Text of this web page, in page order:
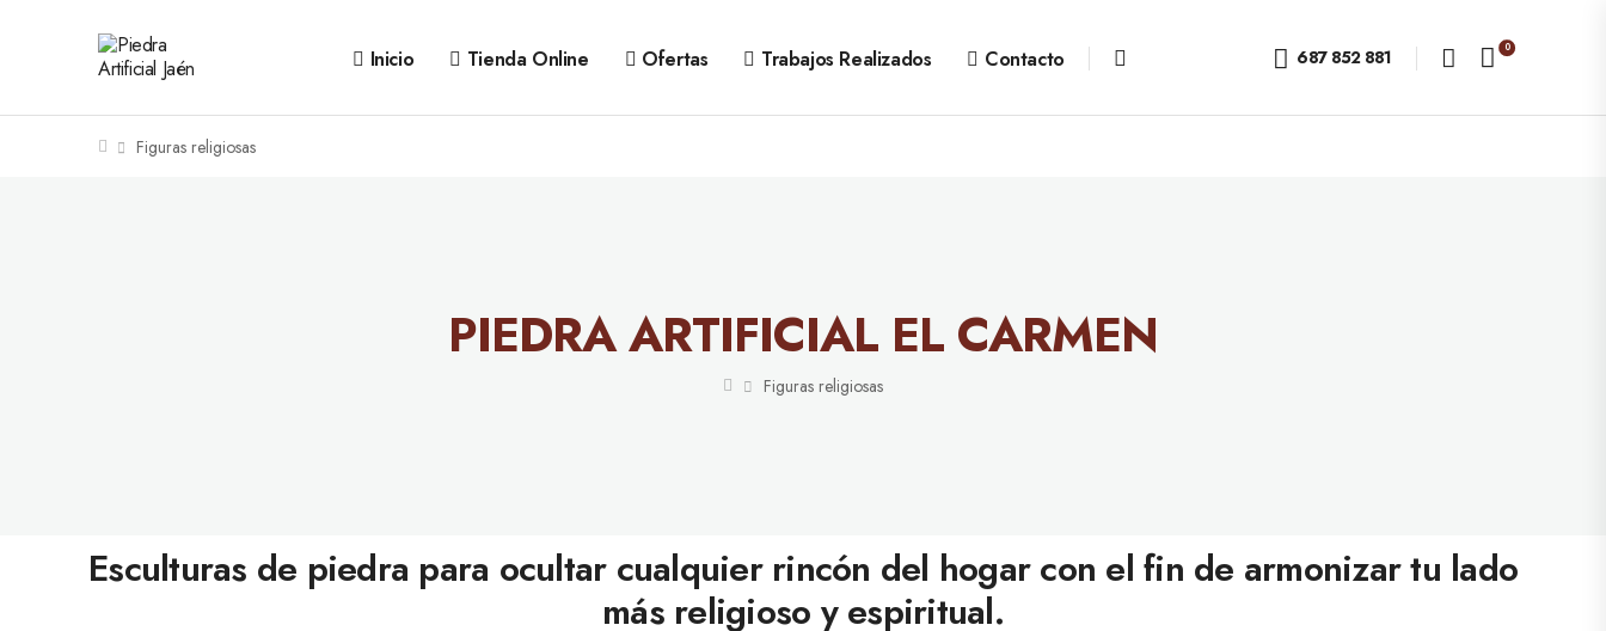
Inicio Tienda Online Ofertas Trabajos Realizados Contacto 687 852 881 0
Figuras religiosas
PIEDRA ARTIFICIAL EL CARMEN
Figuras religiosas
Esculturas de piedra para ocultar cualquier rincón del hogar con el fin de armonizar tu lado
más religioso y espiritual.